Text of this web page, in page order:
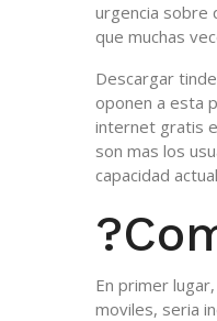
urgencia sobre
que muchas
Descargar
oponen a esta
internet gratis
son mas los
capacidad
En primer
moviles, seri­a